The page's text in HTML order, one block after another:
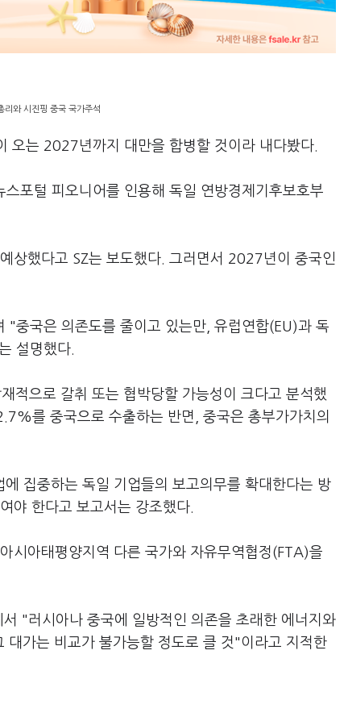
리와 시진핑 중국 국가주석
오는 2027년까지 대만을 합병할 것이라 내다봤다.
포털 피오니어를 인용해 독일 연방경제기후보호부
상했다고 SZ는 보도했다. 그러면서 2027년이 중국인
"중국은 의존도를 줄이고 있는만, 유럽연합(EU)과 독
설명했다.
적으로 갈취 또는 협박당할 가능성이 크다고 분석했
를 중국으로 수출하는 반면, 중국은 총부가가치의
집중하는 독일 기업들의 보고의무를 확대한다는 방
야 한다고 보고서는 강조했다.
시아태평양지역 다른 국가와 자유무역협정(FTA)을
"러시아나 중국에 일방적인 의존을 초래한 에너지와
가는 비교가 불가능할 정도로 클 것"이라고 지적한